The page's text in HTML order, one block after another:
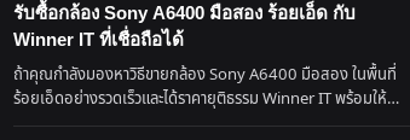
รับซื้อกล้อง Sony A6400 มือสอง ร้อยเอ็ด กับ
Winner IT ที่เชื่อถือได้
ถ้าคุณกำลังมองหาวิธีขายกล้อง Sony A6400 มือสอง ในพื้นที่
ร้อยเอ็ดอย่างรวดเร็วและได้ราคายุติธรรม Winner IT พร้อมให้
บริการรับซื้...